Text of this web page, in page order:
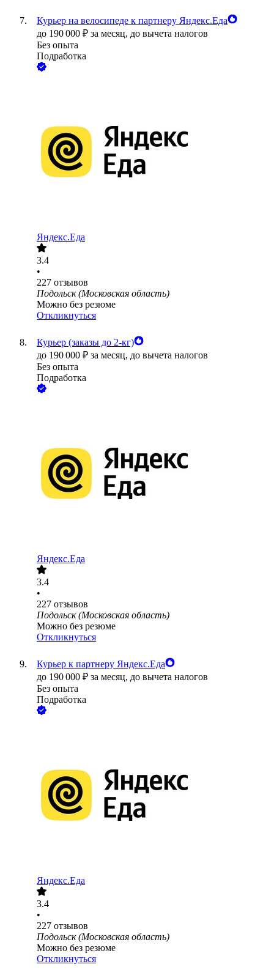
Курьер на велосипеде к партнеру Яндекс.Еда
до 190 000 ₽ за месяц, до вычета налогов
Без опыта
Подработка
Яндекс.Еда
3.4
•
227 отзывов
Подольск (Московская область)
Можно без резюме
Откликнуться
Курьер (заказы до 2-кг)
до 190 000 ₽ за месяц, до вычета налогов
Без опыта
Подработка
Яндекс.Еда
3.4
•
227 отзывов
Подольск (Московская область)
Можно без резюме
Откликнуться
Курьер к партнеру Яндекс.Еда
до 190 000 ₽ за месяц, до вычета налогов
Без опыта
Подработка
Яндекс.Еда
3.4
•
227 отзывов
Подольск (Московская область)
Можно без резюме
Откликнуться